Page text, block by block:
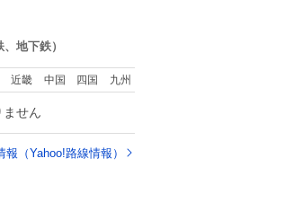
数
、地下鉄）
近畿 中国 四国 九州
せん
（Yahoo!路線情報）